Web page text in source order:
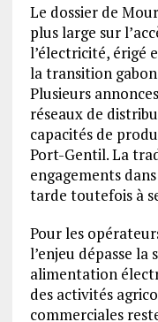
Le dossier de
plus large sur
l’électricité, érigé
la transition
Plusieurs
réseaux de
capacités de
Port-Gentil. La
engagements
tarde toutefois à
Pour les
l’enjeu dépasse la
alimentation
des activités
commerciales